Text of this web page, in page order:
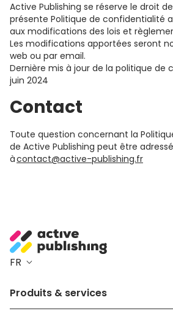
Active Publishing se réserve le droit
présente Politique de confidentialité
aux modifications des lois et
Les modifications apportées seront
web ou par email.
Dernière mis à jour de la politique de
juin 2024
Contact
Toute question concernant la
de Active Publishing peut être
àcontact@active-publishing.fr
FR
Produits & services